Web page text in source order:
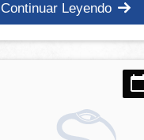
Continuar Leyendo